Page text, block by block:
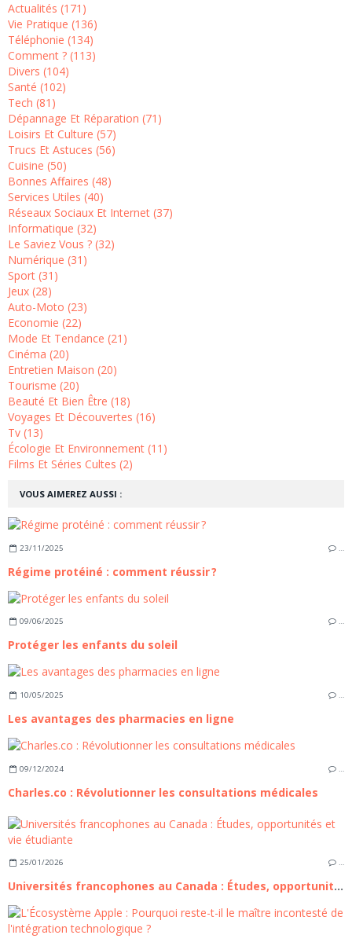
VOUS AIMEREZ AUSSI :
23/11/2025 …
Régime protéiné : comment réussir ?
09/06/2025 …
Protéger les enfants du soleil
10/05/2025 …
Les avantages des pharmacies en ligne
09/12/2024 …
Charles.co : Révolutionner les consultations médicales
25/01/2026 …
Universités francophones au Canada : Études, opportunités et vie étudiante
Actualités (171)
Vie Pratique (136)
Téléphonie (134)
Comment ? (113)
Divers (104)
Santé (102)
Tech (81)
Dépannage Et Réparation (71)
Loisirs Et Culture (57)
Trucs Et Astuces (56)
Cuisine (50)
Bonnes Affaires (48)
Services Utiles (40)
Réseaux Sociaux Et Internet (37)
Informatique (32)
Le Saviez Vous ? (32)
Numérique (31)
Sport (31)
Jeux (28)
Auto-Moto (23)
Economie (22)
Mode Et Tendance (21)
Cinéma (20)
Entretien Maison (20)
Tourisme (20)
Beauté Et Bien Être (18)
Voyages Et Découvertes (16)
Tv (13)
Écologie Et Environnement (11)
Films Et Séries Cultes (2)